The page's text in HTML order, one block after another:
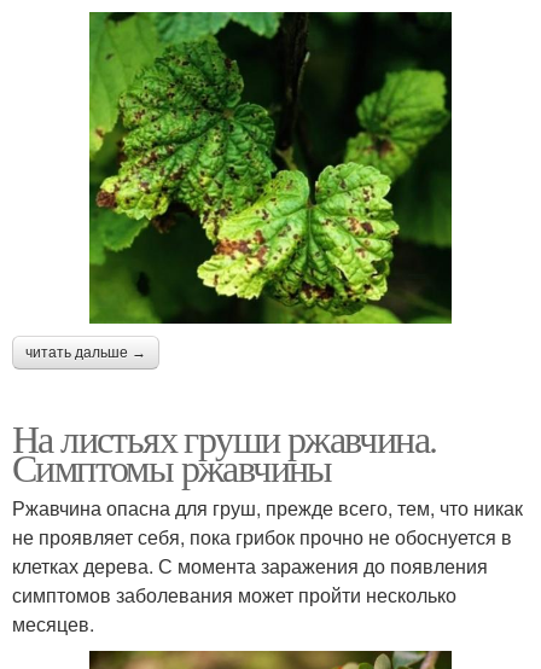
читать дальше →
На листьях груши ржавчина.
Симптомы ржавчины
Ржавчина опасна для груш, прежде всего, тем, что никак
не проявляет себя, пока грибок прочно не обоснуется в
клетках дерева. С момента заражения до появления
симптомов заболевания может пройти несколько
месяцев.